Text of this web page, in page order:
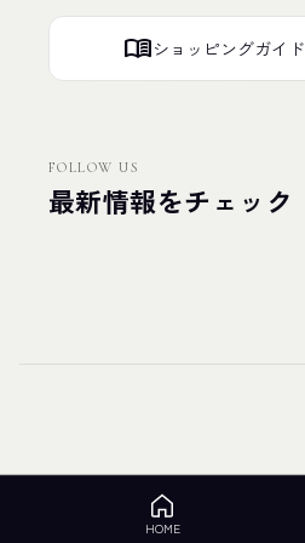
menu_bookショッピングガイド
FOLLOW US
最新情報をチェック
HOME